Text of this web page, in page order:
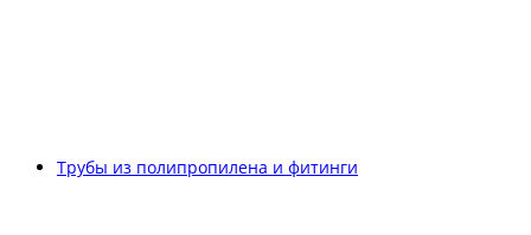
Трубы из полипропилена и фитинги